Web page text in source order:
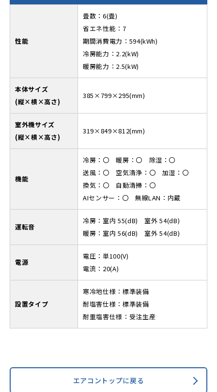
性能
畳数：6(畳)
省エネ性能：7
期間消費電力：594(kWh)
冷房能力：2.2(kW)
暖房能力：2.5(kW)
本体サイズ
(縦×横×高さ)
385×799×295(mm)
室外機サイズ
(縦×横×高さ)
319×849×812(mm)
機能
冷房：〇 暖房：〇 除湿：〇
送風：〇 空気清浄：〇 加湿：〇
換気：〇 自動清掃：〇
AIセンサー：〇 無線LAN：内蔵
運転音
冷房：室内 55(dB) 室外 54(dB)
暖房：室内 56(dB) 室外 54(dB)
電源
電圧：単100(V)
電流：20(A)
設置タイプ
寒冷地仕様：標準装備
耐塩害仕様：標準装備
耐重塩害仕様：受注生産
エアコントップに戻る